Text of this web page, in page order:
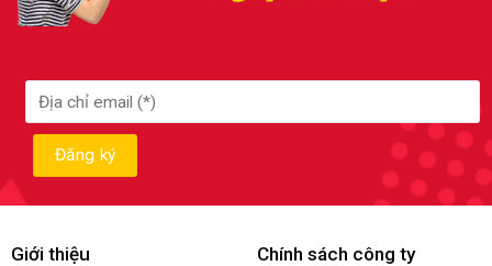
Giới thiệu Chính sách công ty